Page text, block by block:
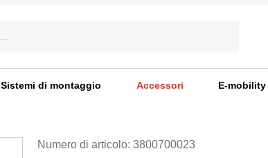
Sistemi di montaggio Accessori E-mobility
Numero di articolo: 3800700023